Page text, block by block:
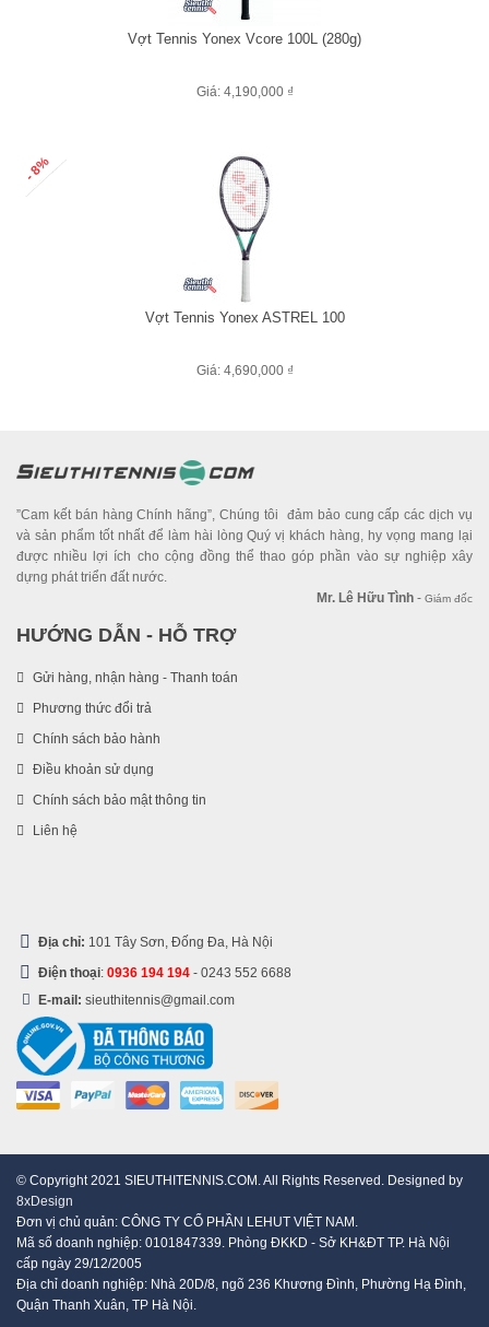
Vợt Tennis Yonex Vcore 100L (280g)
Giá: 4,190,000 ₫
- 8%
Vợt Tennis Yonex ASTREL 100
Giá: 4,690,000 ₫
”Cam kết bán hàng Chính hãng”, Chúng tôi đảm bảo cung cấp các dịch vụ
và sản phẩm tốt nhất để làm hài lòng Quý vị khách hàng, hy vọng mang lại
được nhiều lợi ích cho cộng đồng thể thao góp phần vào sự nghiệp xây
dựng phát triển đất nước.
Mr. Lê Hữu Tình - Giám đốc
HƯỚNG DẪN - HỖ TRỢ
Gửi hàng, nhận hàng - Thanh toán
Phương thức đổi trả
Chính sách bảo hành
Điều khoản sử dụng
Chính sách bảo mật thông tin
Liên hệ
Địa chỉ: 101 Tây Sơn, Đống Đa, Hà Nội
Điện thoại: 0936 194 194 - 0243 552 6688
E-mail: sieuthitennis@gmail.com
© Copyright 2021 SIEUTHITENNIS.COM. All Rights Reserved. Designed by
8xDesign
Đơn vị chủ quản: CÔNG TY CỔ PHẦN LEHUT VIỆT NAM.
Mã số doanh nghiệp: 0101847339. Phòng ĐKKD - Sở KH&ĐT TP. Hà Nội
cấp ngày 29/12/2005
Địa chỉ doanh nghiệp: Nhà 20D/8, ngõ 236 Khương Đình, Phường Hạ Đình,
Quận Thanh Xuân, TP Hà Nội.